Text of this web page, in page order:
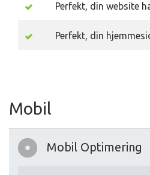
Perfekt, din website
Perfekt, din
Mobil
Mobil Optimering